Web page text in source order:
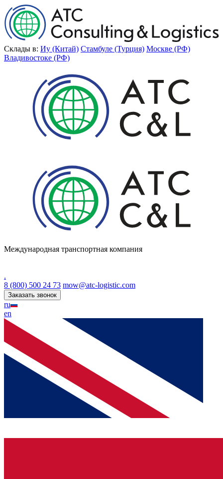
Склады в: Иу (Китай) Стамбуле (Турция) Москве (РФ)
Владивостоке (РФ)
Международная транспортная компания
.
8 (800) 500 24 73 mow@atc-logistic.com
Заказать звонок
ru
en